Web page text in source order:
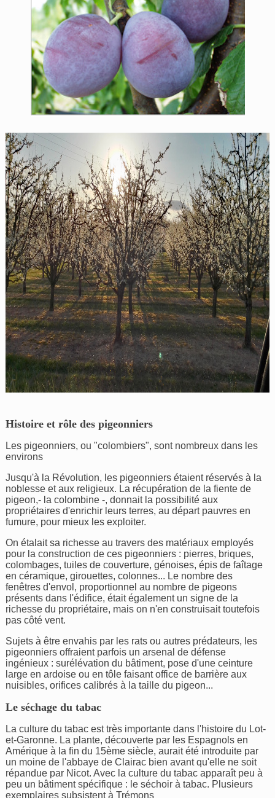
Histoire et rôle des pigeonniers
Les pigeonniers, ou "colombiers", sont nombreux dans les
environs
Jusqu'à la Révolution, les pigeonniers étaient réservés à la
noblesse et aux religieux. La récupération de la fiente de
pigeon,- la colombine -, donnait la possibilité aux
propriétaires d'enrichir leurs terres, au départ pauvres en
fumure, pour mieux les exploiter.
On étalait sa richesse au travers des matériaux employés
pour la construction de ces pigeonniers : pierres, briques,
colombages, tuiles de couverture, génoises, épis de faîtage
en céramique, girouettes, colonnes... Le nombre des
fenêtres d'envol, proportionnel au nombre de pigeons
présents dans l'édifice, était également un signe de la
richesse du propriétaire, mais on n'en construisait toutefois
pas côté vent.
Sujets à être envahis par les rats ou autres prédateurs, les
pigeonniers offraient parfois un arsenal de défense
ingénieux : surélévation du bâtiment, pose d'une ceinture
large en ardoise ou en tôle faisant office de barrière aux
nuisibles, orifices calibrés à la taille du pigeon...
Le séchage du tabac
La culture du tabac est très importante dans l'histoire du Lot-
et-Garonne. La plante, découverte par les Espagnols en
Amérique à la fin du 15ème siècle, aurait été introduite par
un moine de l'abbaye de Clairac bien avant qu'elle ne soit
répandue par Nicot. Avec la culture du tabac apparaît peu à
peu un bâtiment spécifique : le séchoir à tabac. Plusieurs
exemplaires subsistent à Trémons